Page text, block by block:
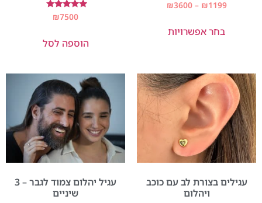
₪1199
–
₪3600
בחר אפשרויות
דורג
5.00
₪7500
הוספה לסל
עגילים בצורת לב עם כוכב
ויהלום
עגיל יהלום צמוד לגבר – 3
שיניים